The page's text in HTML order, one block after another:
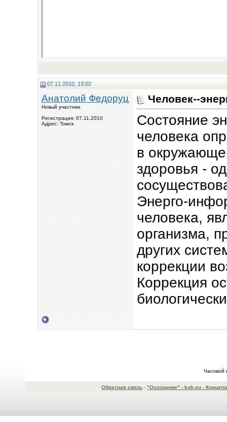
07.11.2010, 13:02
Анатолий Федоруц
Новый участник
Регистрация: 07.11.2010
Адрес: Томск
Человек--
Состояние
человека
в
здоровья -
Энерго-
человека,
организма,
других
коррекции
Коррекция
Часовой
Обратная связь - "Осознание" - kob.su -